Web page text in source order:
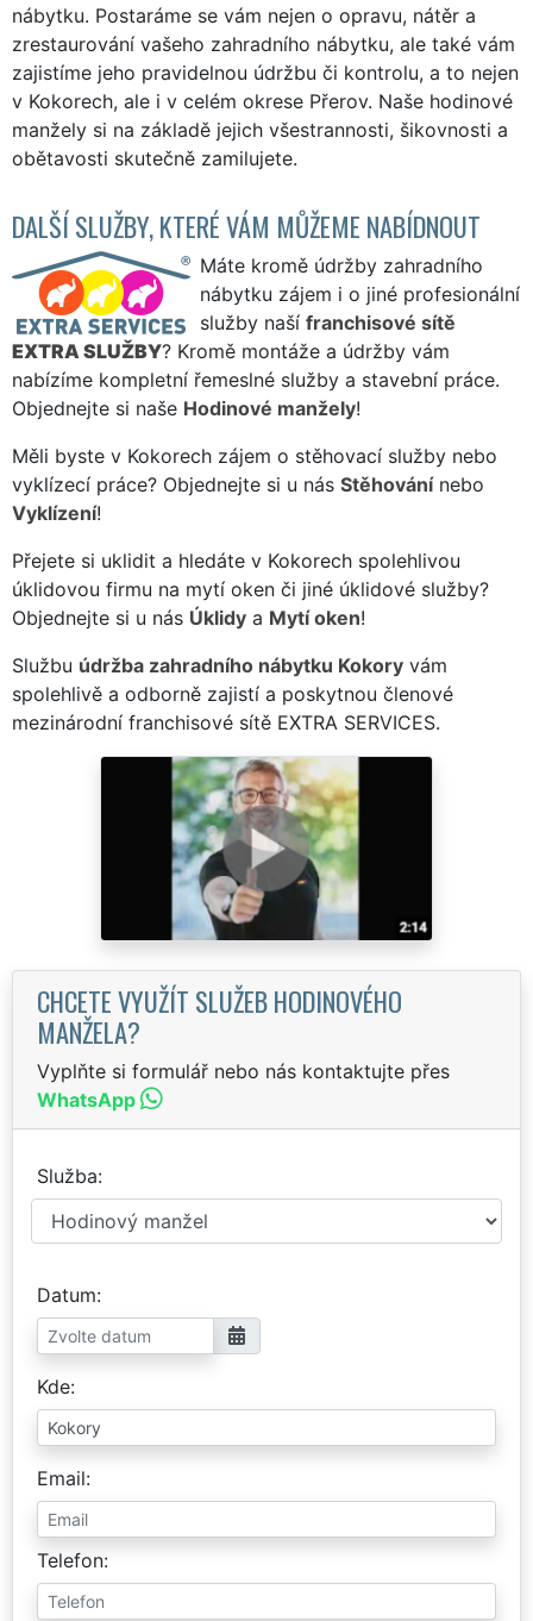
nábytku. Postaráme se vám nejen o opravu, nátěr a
zrestaurování vašeho zahradního nábytku, ale také vám
zajistíme jeho pravidelnou údržbu či kontrolu, a to nejen
v Kokorech, ale i v celém okrese Přerov. Naše hodinové
manžely si na základě jejich všestrannosti, šikovnosti a
obětavosti skutečně zamilujete.
DALŠÍ SLUŽBY, KTERÉ VÁM MŮŽEME NABÍDNOUT
Máte kromě údržby zahradního
nábytku zájem i o jiné profesionální
služby naší franchisové sítě
EXTRA SLUŽBY? Kromě montáže a údržby vám
nabízíme kompletní řemeslné služby a stavební práce.
Objednejte si naše Hodinové manžely!
Měli byste v Kokorech zájem o stěhovací služby nebo
vyklízecí práce? Objednejte si u nás Stěhovánínebo
Vyklízení!
Přejete si uklidit a hledáte v Kokorech spolehlivou
úklidovou firmu na mytí oken či jiné úklidové služby?
Objednejte si u nás Úklidy a Mytí oken!
Službu údržba zahradního nábytku Kokory vám
spolehlivě a odborně zajistí a poskytnou členové
mezinárodní franchisové sítě EXTRA SERVICES.
CHCETE VYUŽÍT SLUŽEB HODINOVÉHO
MANŽELA?
Vyplňte si formulář nebo nás kontaktujte přes
WhatsApp
Služba
Datum
Kde
Email
Telefon